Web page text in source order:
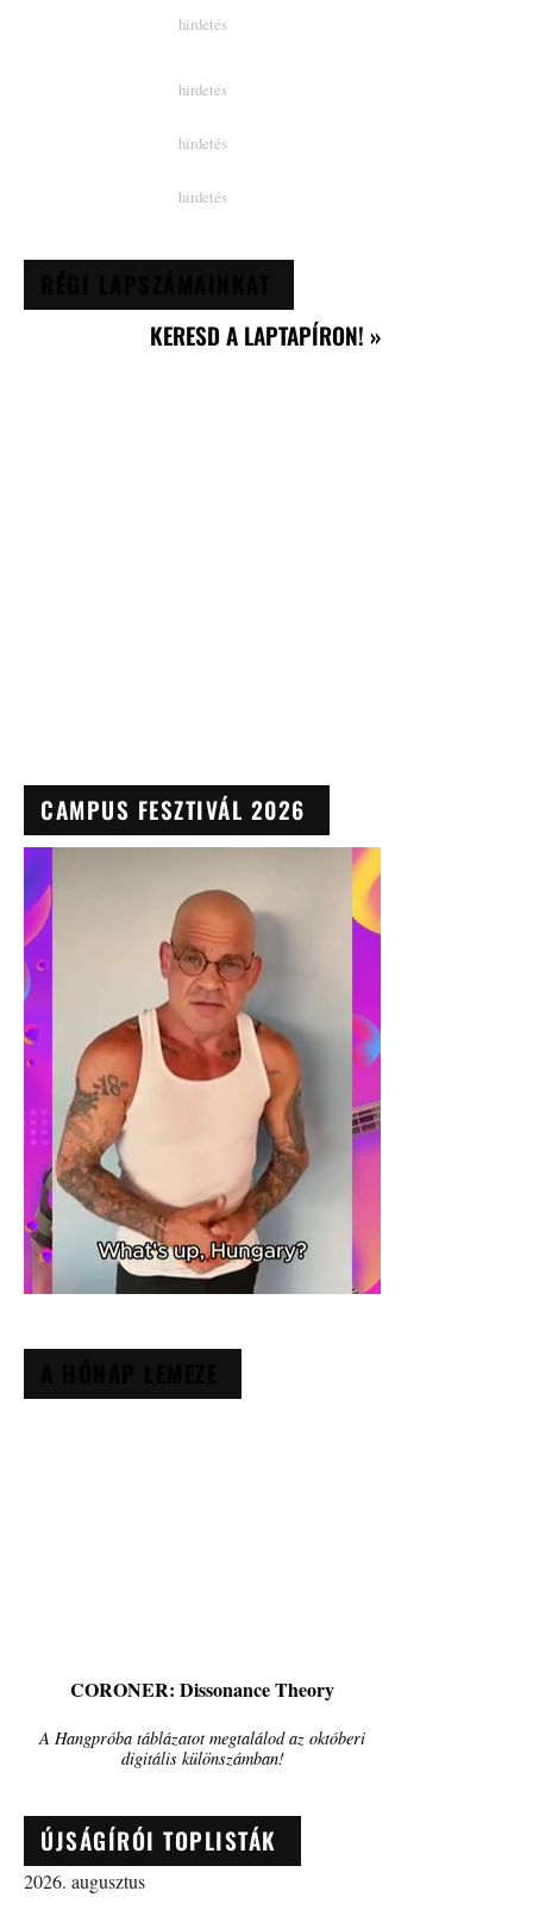
KERESD A LAPTAPÍRON! »
CAMPUS FESZTIVÁL 2026
CORONER: Dissonance Theory
A Hangpróba táblázatot megtalálod az októberi
digitális különszámban!
ÚJSÁGÍRÓI TOPLISTÁK
2026. augusztus